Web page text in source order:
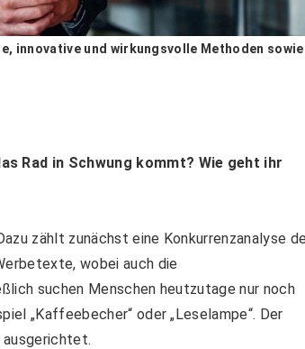
innovative und wirkungsvolle Methoden sowie
Rad in Schwung kommt? Wie geht ihr
zählt zunächst eine Konkurrenzanalyse
wobei auch die
suchen Menschen heutzutage nur noch
„Kaffeebecher“ oder „Leselampe“. Der